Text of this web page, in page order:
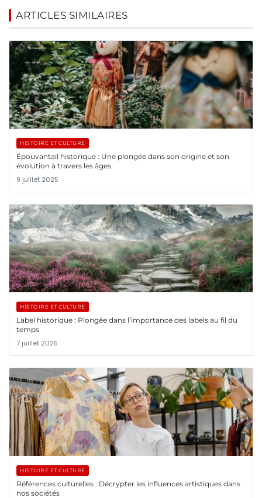
ARTICLES SIMILAIRES
HISTOIRE ET CULTURE
Épouvantail historique : Une plongée dans son origine et son
évolution à travers les âges
9 juillet 2025
HISTOIRE ET CULTURE
Label historique : Plongée dans l’importance des labels au fil du
temps
7 juillet 2025
HISTOIRE ET CULTURE
Références culturelles : Décrypter les influences artistiques dans
nos sociétés